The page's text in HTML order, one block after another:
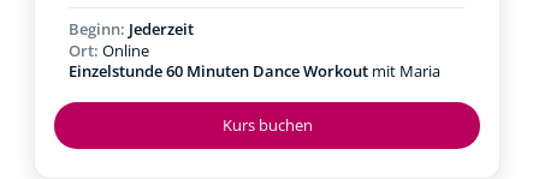
Kurs buchen
Beginn: Jederzeit
Ort: Online
Einzelstunde 60 Minuten Dance Workout mit Maria